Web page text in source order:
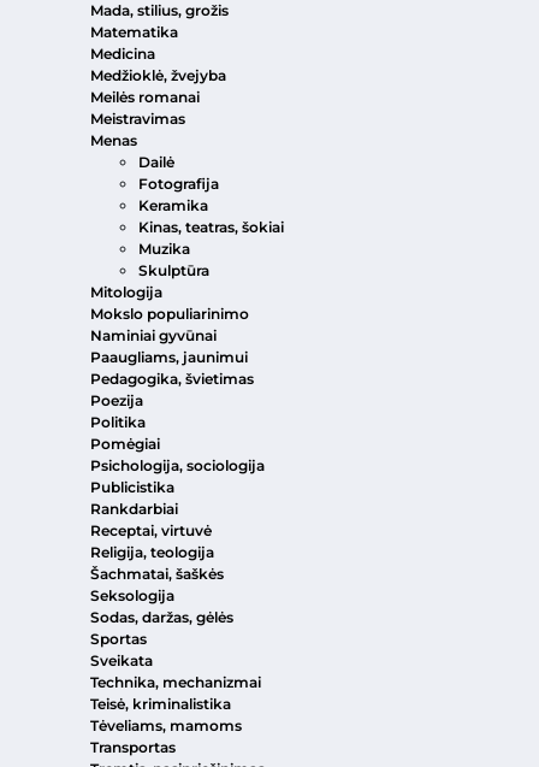
Mada, stilius, grožis
Matematika
Medicina
Medžioklė, žvejyba
Meilės romanai
Meistravimas
Menas
Dailė
Fotografija
Keramika
Kinas, teatras, šokiai
Muzika
Skulptūra
Mitologija
Mokslo populiarinimo
Naminiai gyvūnai
Paaugliams, jaunimui
Pedagogika, švietimas
Poezija
Politika
Pomėgiai
Psichologija, sociologija
Publicistika
Rankdarbiai
Receptai, virtuvė
Religija, teologija
Šachmatai, šaškės
Seksologija
Sodas, daržas, gėlės
Sportas
Sveikata
Technika, mechanizmai
Teisė, kriminalistika
Tėveliams, mamoms
Transportas